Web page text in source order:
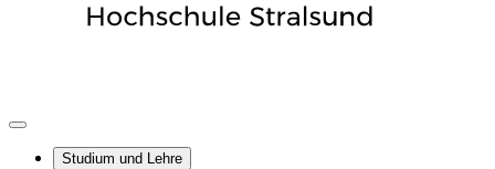
Studium und Lehre